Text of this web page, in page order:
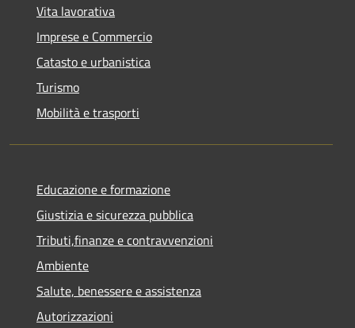
Vita lavorativa
Imprese e Commercio
Catasto e urbanistica
Turismo
Mobilità e trasporti
Educazione e formazione
Giustizia e sicurezza pubblica
Tributi,finanze e contravvenzioni
Ambiente
Salute, benessere e assistenza
Autorizzazioni